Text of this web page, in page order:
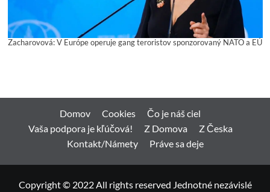
Zacharovová: V Európe operuje gang teroristov sponzorovaný NATO a EÚ
Domov Cookies
Čo je náš ciel
Vaša podpora je kľúčová!
Z Domova
Z Česka
Kontakt/Námety
Práve sa deje
Copyright © 2022 All rights reserved Jednotné nezávislé